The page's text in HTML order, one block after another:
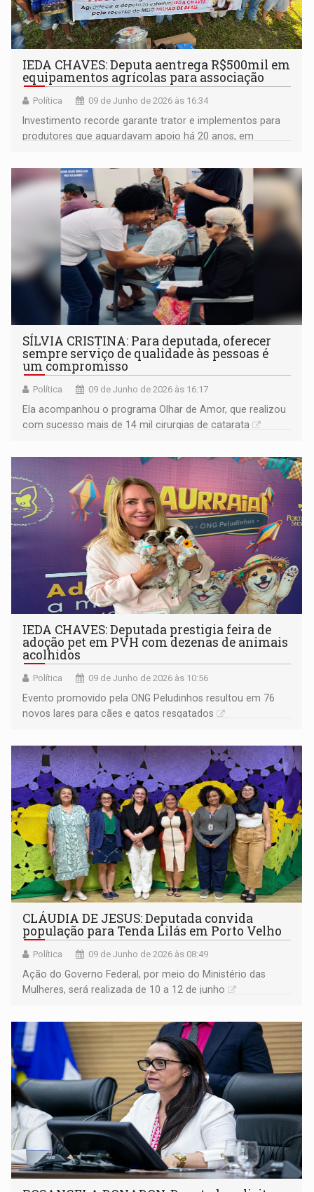
IEDA CHAVES: Deputa aentrega R$500mil em
equipamentos agrícolas para associação
Política 09 de Junho de 2026 às 16:34
Investimento recorde garante trator e implementos para
produtores que aguardavam apoio há 20 anos, em
SÍLVIA CRISTINA: Para deputada, oferecer
sempre serviço de qualidade às pessoas é
um compromisso
Política 09 de Junho de 2026 às 16:17
Ela acompanhou o programa Olhar de Amor, que realizou
com sucesso mais de 14 mil cirurgias de catarata
IEDA CHAVES: Deputada prestigia feira de
adoção pet em PVH com dezenas de animais
acolhidos
Política 09 de Junho de 2026 às 10:56
Evento promovido pela ONG Peludinhos resultou em 76
novos lares para cães e gatos resgatados
CLÁUDIA DE JESUS: Deputada convida
população para Tenda Lilás em Porto Velho
Política 09 de Junho de 2026 às 08:49
Ação do Governo Federal, por meio do Ministério das
Mulheres, será realizada de 10 a 12 de junho